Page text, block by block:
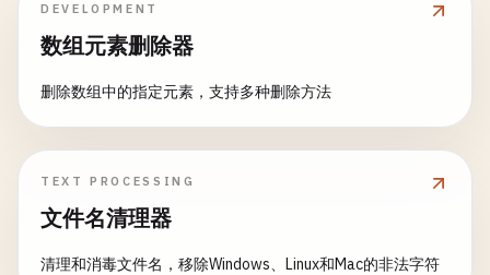
DEVELOPMENT
数组元素删除器
删除数组中的指定元素，支持多种删除方法
TEXT PROCESSING
文件名清理器
清理和消毒文件名，移除Windows、Linux和Mac的非法字符